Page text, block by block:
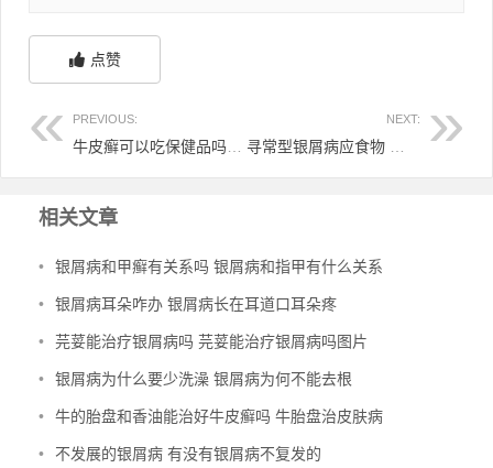
点赞
PREVIOUS: NEXT:
相关文章
• 银屑病和甲癣有关系吗 银屑病和指甲有什么关系
• 银屑病耳朵咋办 银屑病长在耳道口耳朵疼
• 芫荽能治疗银屑病吗 芫荽能治疗银屑病吗图片
• 银屑病为什么要少洗澡 银屑病为何不能去根
• 牛的胎盘和香油能治好牛皮癣吗 牛胎盘治皮肤病
• 不发展的银屑病 有没有银屑病不复发的